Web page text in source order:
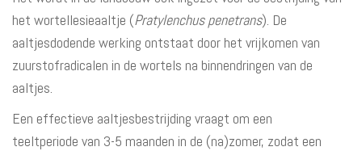
het wortellesieaaltje (Pratylenchus penetrans). De
aaltjesdodende werking ontstaat door het vrijkomen van
zuurstofradicalen in de wortels na binnendringen van de
aaltjes.
Een effectieve aaltjesbestrijding vraagt om een
teeltperiode van 3-5 maanden in de (na)zomer, zodat een